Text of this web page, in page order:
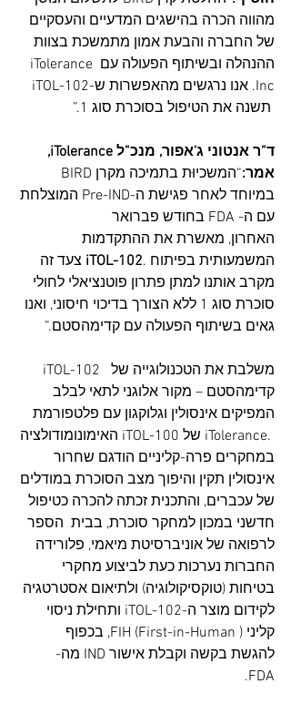
מהווה הכרה בהישגים המדעיים והעסקיים
של החברה והבעת אמון מתמשכת בצוות
ההנהלה ובשיתוף הפעולה עם iTolerance
תשנה את הטיפול בסוכרת סוג 1.”
ד”ר אנטוני ג’אפור, מנכ”ל iTolerance,
אמר:
במיוחד לאחר פגישת ה-Pre-IND המוצלחת
עם ה- FDA בחודש פברואר
האחרון, מאשרת את ההתקדמות
המשמעותית בפיתוח .iTOL-102 צעד זה
מקרב אותנו למתן פתרון פוטנציאלי לחולי
סוכרת סוג 1 ללא הצורך בדיכוי חיסוני, ואנו
גאים בשיתוף הפעולה עם קדימהסטם.”
iTOL-102  משלבת את הטכנולוגייה של
קדימהסטם – מקור אלוגני לתאי לבלב
המפיקים אינסולין וגלוקגון עם פלטפורמת
האימונומודולציה iTOL-100 של iTolerance.
במחקרים פרה-קליניים הודגם שחרור
אינסולין תקין והיפוך מצב הסוכרת במודלים
של עכברים, והתכנית זכתה להכרה כטיפול
חדשני במכון למחקר סוכרת, בבית  הספר
לרפואה של אוניברסיטת מיאמי, פלורידה
החברות נערכות כעת לביצוע מחקרי
בטיחות (טוקסיקולוגיה) ולתיאום אסטרטגיה
לקידום מוצר ה-iTOL-102 ותחילת ניסוי
קליני FIH (First-in-Human ), בכפוף
להגשת בקשה וקבלת אישור IND מה-
FDA.